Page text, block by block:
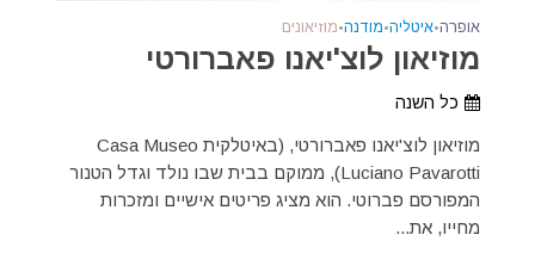
אופרה•איטליה•מודנה•מוזיאונים
מוזיאון לוצ'יאנו פאברורטי
כל השנה
מוזיאון לוצ'יאנו פאברורטי, (באיטלקית Casa Museo
Luciano Pavarotti), ממוקם בבית שבו נולד וגדל הטנור
המפורסם פברוטי. הוא מציג פריטים אישיים ומזכרות
מחייו, את...